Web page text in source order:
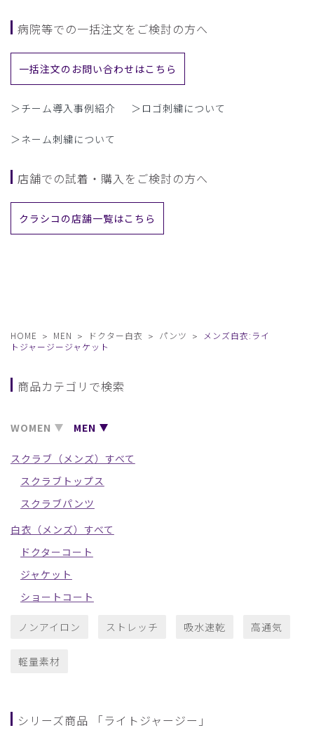
病院等での一括注文をご検討の方へ
一括注文のお問い合わせはこちら
＞チーム導入事例紹介 ＞ロゴ刺繍について
＞ネーム刺繍について
店舗での試着・購入をご検討の方へ
クラシコの店舗一覧はこちら
HOME MEN ドクター白衣 パンツ
メンズ白衣:ライ
トジャージージャケット
商品カテゴリで検索
WOMEN MEN
スクラブ（メンズ）すべて
スクラブトップス
スクラブパンツ
白衣（メンズ）すべて
ドクターコート
ジャケット
ショートコート
ノンアイロン ストレッチ 吸水速乾 高通気
軽量素材
シリーズ商品 「ライトジャージー」